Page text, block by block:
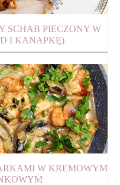
SCHAB PIECZONY W
I KANAPKĘ)
W KREMOWYM